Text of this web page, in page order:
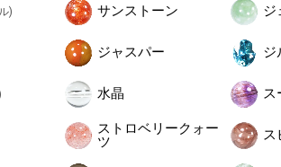
) サンストーン ジ
ジャスパー ジ
水晶 ス
ストロベリークォー
ツ
ス